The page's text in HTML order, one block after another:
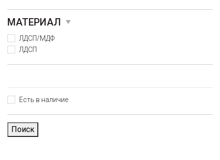
МАТЕРИАЛ
ЛДСП/МДФ
ЛДСП
Есть в наличие
Поиск